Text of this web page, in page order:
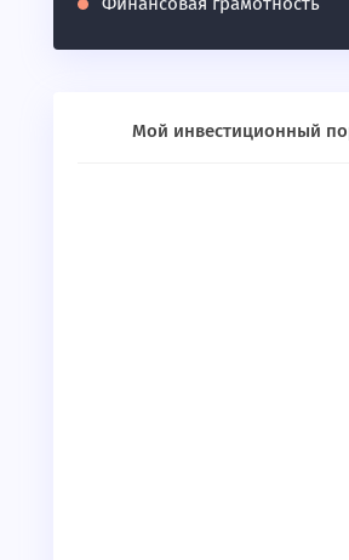
Мой инвестиционный